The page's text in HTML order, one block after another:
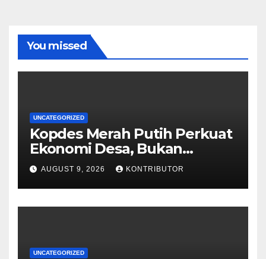
You missed
UNCATEGORIZED
Kopdes Merah Putih Perkuat
Ekonomi Desa, Bukan
Memonopoli Pasar
AUGUST 9, 2026 KONTRIBUTOR
UNCATEGORIZED